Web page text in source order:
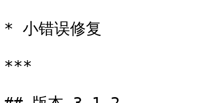
* 小错误修复
***